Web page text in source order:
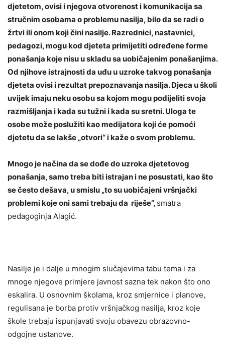
djetetom, ovisi i njegova otvorenost i komunikacija sa
stručnim osobama o problemu nasilja, bilo da se radi o
žrtvi ili onom koji čini nasilje. Razrednici, nastavnici,
pedagozi, mogu kod djeteta primijetiti određene forme
ponašanja koje nisu u skladu sa uobičajenim ponašanjima.
Od njihove istrajnosti da uđu u uzroke takvog ponašanja
djeteta ovisi i rezultat prepoznavanja nasilja. Djeca u školi
uvijek imaju neku osobu sa kojom mogu podijeliti svoja
razmišljanja i kada su tužni i kada su sretni. Uloga te
osobe može poslužiti kao medijatora koji će pomoći
djetetu da se lakše „otvori“ i kaže o svom problemu.
Mnogo je načina da se dođe do uzroka djetetovog
ponašanja, samo treba biti istrajan i ne posustati, kao što
se često dešava, u smislu „to su uobičajeni vršnjački
problemi koje oni sami trebaju da riješe”, smatra
pedagoginja Alagić.
Nasilje je i dalje u mnogim slučajevima tabu tema i za
mnoge njegove primjere javnost sazna tek nakon što ono
eskalira. U osnovnim školama, kroz smjernice i planove,
regulisana je borba protiv vršnjačkog nasilja, kroz koje
škole trebaju ispunjavati svoju obavezu obrazovno-
odgojne ustanove.